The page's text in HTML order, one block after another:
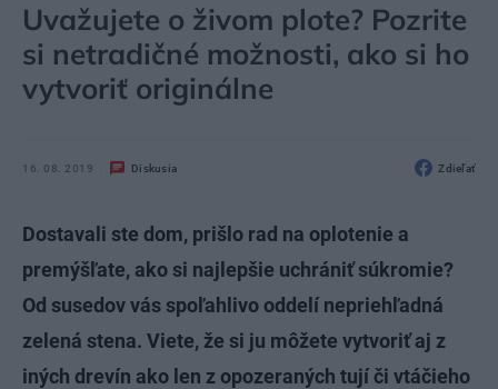
Uvažujete o živom plote? Pozrite
si netradičné možnosti, ako si ho
vytvoriť originálne
16. 08. 2019 Diskusia Zdieľať
Dostavali ste dom, prišlo rad na oplotenie a
premýšľate, ako si najlepšie uchrániť súkromie?
Od susedov vás spoľahlivo oddelí nepriehľadná
zelená stena. Viete, že si ju môžete vytvoriť aj z
iných drevín ako len z opozeraných tují či vtáčieho